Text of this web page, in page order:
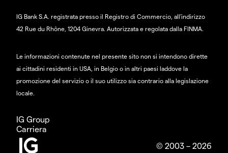
IG Bank S.A. registrata presso il Registro di Commercio, all'indirizzo
42 Rue du Rhône, 1204 Ginevra. Autorizzata e regolata dalla FINMA.
Le informazioni contenute nel presente sito non si intendono dirette
ai cittadini residenti in USA, in Belgio o in altri paesi laddove la
promozione del servizio o il suo utilizzo sia contrario alla legislazione
locale.
IG Group
Carriera
© 2003 – 2026